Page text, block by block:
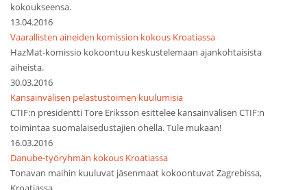
kokoukseensa.
13.04.2016
Vaarallisten aineiden komission kokous Kroatiassa
HazMat-komissio kokoontuu keskustelemaan ajankohtaisista
aiheista.
30.03.2016
Kansainvälisen pelastustoimen kuulumisia
CTIF:n presidentti Tore Eriksson esittelee kansainvälisen CTIF:n
toimintaa suomalaisedustajien ohella. Tule mukaan!
16.03.2016
Danube-työryhmän kokous Kroatiassa
Tonavan maihin kuuluvat jäsenmaat kokoontuvat Zagrebissa,